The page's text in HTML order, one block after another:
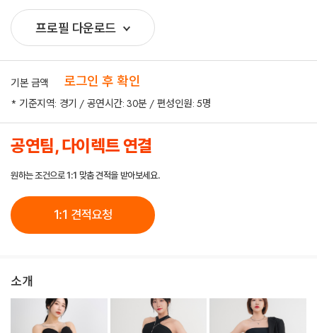
프로필 다운로드
기본 금액 로그인 후 확인
* 기준지역: 경기 / 공연시간: 30분 / 편성인원: 5명
공연팀, 다이렉트 연결
원하는 조건으로 1:1 맞춤 견적을 받아보세요.
1:1 견적요청
소개